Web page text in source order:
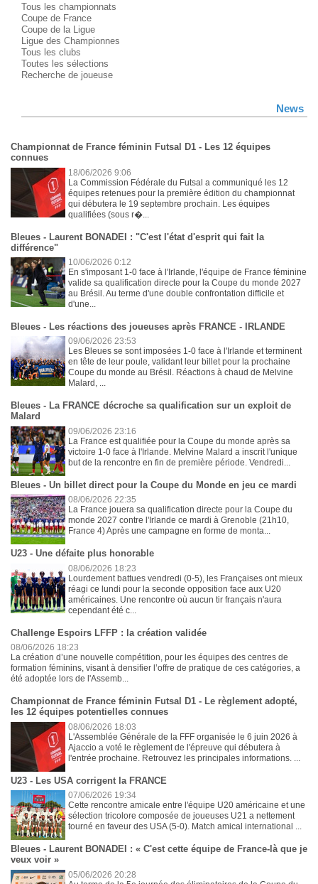
Tous les championnats
Coupe de France
Coupe de la Ligue
Ligue des Championnes
Tous les clubs
Toutes les sélections
Recherche de joueuse
News
Championnat de France féminin Futsal D1 - Les 12 équipes
connues
18/06/2026 9:06
La Commission Fédérale du Futsal a communiqué les 12
équipes retenues pour la première édition du championnat
qui débutera le 19 septembre prochain. Les équipes
qualifiées (sous r�...
Bleues - Laurent BONADEI : "C'est l'état d'esprit qui fait la
différence"
10/06/2026 0:12
En s'imposant 1-0 face à l'Irlande, l'équipe de France féminine
valide sa qualification directe pour la Coupe du monde 2027
au Brésil. Au terme d'une double confrontation difficile et
d'une...
Bleues - Les réactions des joueuses après FRANCE - IRLANDE
09/06/2026 23:53
Les Bleues se sont imposées 1-0 face à l'Irlande et terminent
en tête de leur poule, validant leur billet pour la prochaine
Coupe du monde au Brésil. Réactions à chaud de Melvine
Malard, ...
Bleues - La FRANCE décroche sa qualification sur un exploit de
Malard
09/06/2026 23:16
La France est qualifiée pour la Coupe du monde après sa
victoire 1-0 face à l'Irlande. Melvine Malard a inscrit l'unique
but de la rencontre en fin de première période. Vendredi...
Bleues - Un billet direct pour la Coupe du Monde en jeu ce mardi
08/06/2026 22:35
La France jouera sa qualification directe pour la Coupe du
monde 2027 contre l'Irlande ce mardi à Grenoble (21h10,
France 4) Après une campagne en forme de monta...
U23 - Une défaite plus honorable
08/06/2026 18:23
Lourdement battues vendredi (0-5), les Françaises ont mieux
réagi ce lundi pour la seconde opposition face aux U20
américaines. Une rencontre où aucun tir français n'aura
cependant été c...
Challenge Espoirs LFFP : la création validée
08/06/2026 18:23
La création d’une nouvelle compétition, pour les équipes des centres de
formation féminins, visant à densifier l’offre de pratique de ces catégories, a
été adoptée lors de l'Assemb...
Championnat de France féminin Futsal D1 - Le règlement adopté,
les 12 équipes potentielles connues
08/06/2026 18:03
L'Assemblée Générale de la FFF organisée le 6 juin 2026 à
Ajaccio a voté le règlement de l'épreuve qui débutera à
l'entrée prochaine. Retrouvez les principales informations. ...
U23 - Les USA corrigent la FRANCE
07/06/2026 19:34
Cette rencontre amicale entre l'équipe U20 américaine et une
sélection tricolore composée de joueuses U21 a nettement
tourné en faveur des USA (5-0). Match amical international ...
Bleues - Laurent BONADEI : « C'est cette équipe de France-là que je
veux voir »
05/06/2026 20:28